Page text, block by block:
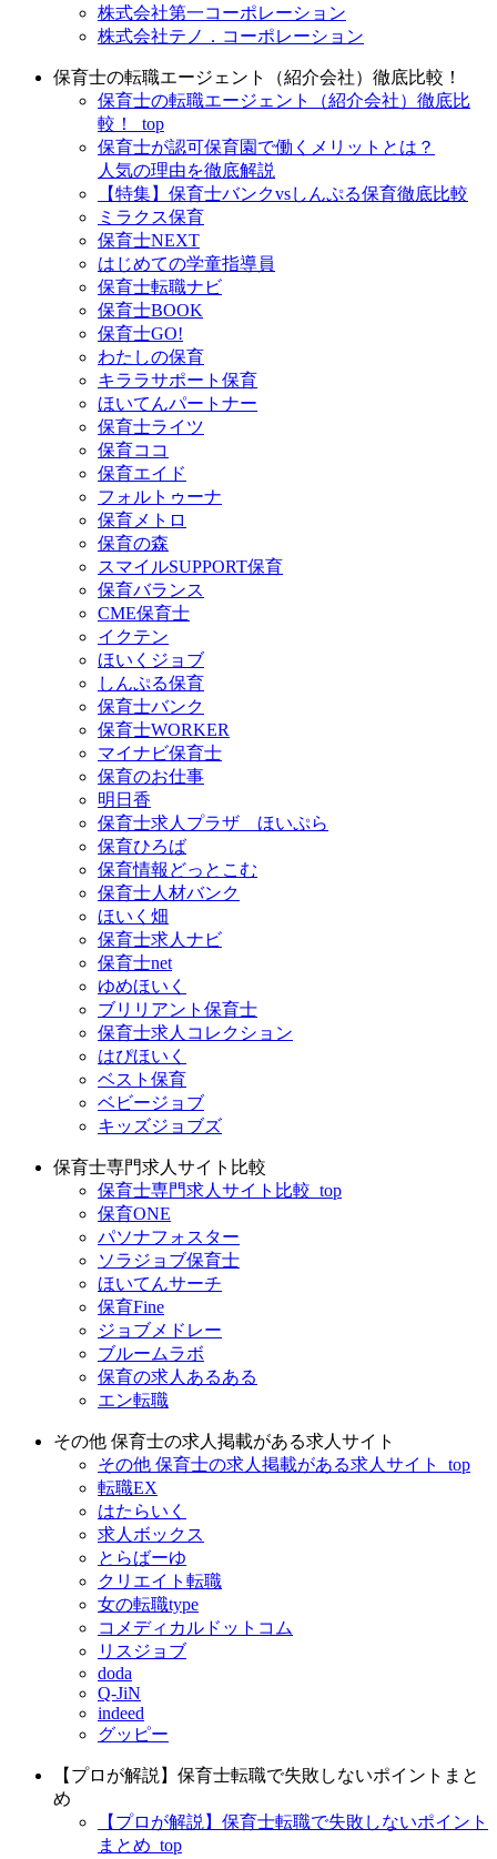
株式会社第一コーポレーション
株式会社テノ．コーポレーション
保育士の転職エージェント（紹介会社）徹底比較！
保育士の転職エージェント（紹介会社）徹底比
較！_top
保育士が認可保育園で働くメリットとは？
人気の理由を徹底解説
【特集】保育士バンクvsしんぷる保育徹底比較
ミラクス保育
保育⼠NEXT
はじめての学童指導員
保育士転職ナビ
保育士BOOK
保育士GO!
わたしの保育
キララサポート保育
ほいてんパートナー
保育士ライツ
保育ココ
保育エイド
フォルトゥーナ
保育メトロ
保育の森
スマイルSUPPORT保育
保育バランス
CME保育士
イクテン
ほいくジョブ
しんぷる保育
保育士バンク
保育士WORKER
マイナビ保育士
保育のお仕事
明日香
保育士求人プラザ ほいぷら
保育ひろば
保育情報どっとこむ
保育士人材バンク
ほいく畑
保育士求人ナビ
保育士net
ゆめほいく
ブリリアント保育士
保育士求人コレクション
はぴほいく
ベスト保育
ベビージョブ
キッズジョブズ
保育士専門求人サイト比較
保育士専門求人サイト比較_top
保育ONE
パソナフォスター
ソラジョブ保育士
ほいてんサーチ
保育Fine
ジョブメドレー
ブルームラボ
保育の求人あるある
エン転職
その他 保育士の求人掲載がある求人サイト
その他 保育士の求人掲載がある求人サイト_top
転職EX
はたらいく
求人ボックス
とらばーゆ
クリエイト転職
女の転職type
コメディカルドットコム
リスジョブ
doda
Q-JiN
indeed
グッピー
【プロが解説】保育士転職で失敗しないポイントまと
め
【プロが解説】保育士転職で失敗しないポイント
まとめ_top